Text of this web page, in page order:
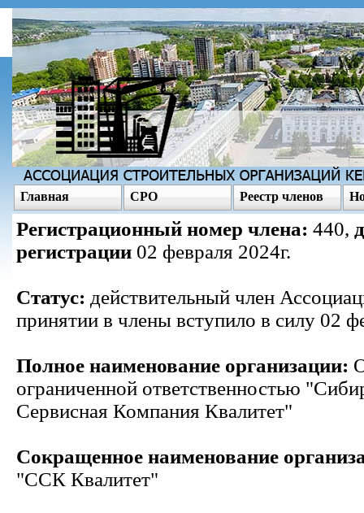
Главная СРО Реестр членов
Регистрационный номер члена: 440,
регистрации 02 февраля 2024г.
Статус: действительный член
принятии в члены вступило в силу 02
Полное наименование организации:
ограниченной ответственностью
Сервисная Компания Квалитет"
Сокращенное наименование
"ССК Квалитет"